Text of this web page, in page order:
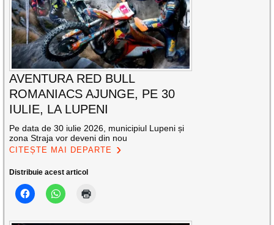
AVENTURA RED BULL
ROMANIACS AJUNGE, PE 30
IULIE, LA LUPENI
Pe data de 30 iulie 2026, municipiul Lupeni și
zona Straja vor deveni din nou
CITEȘTE MAI DEPARTE
Distribuie acest articol